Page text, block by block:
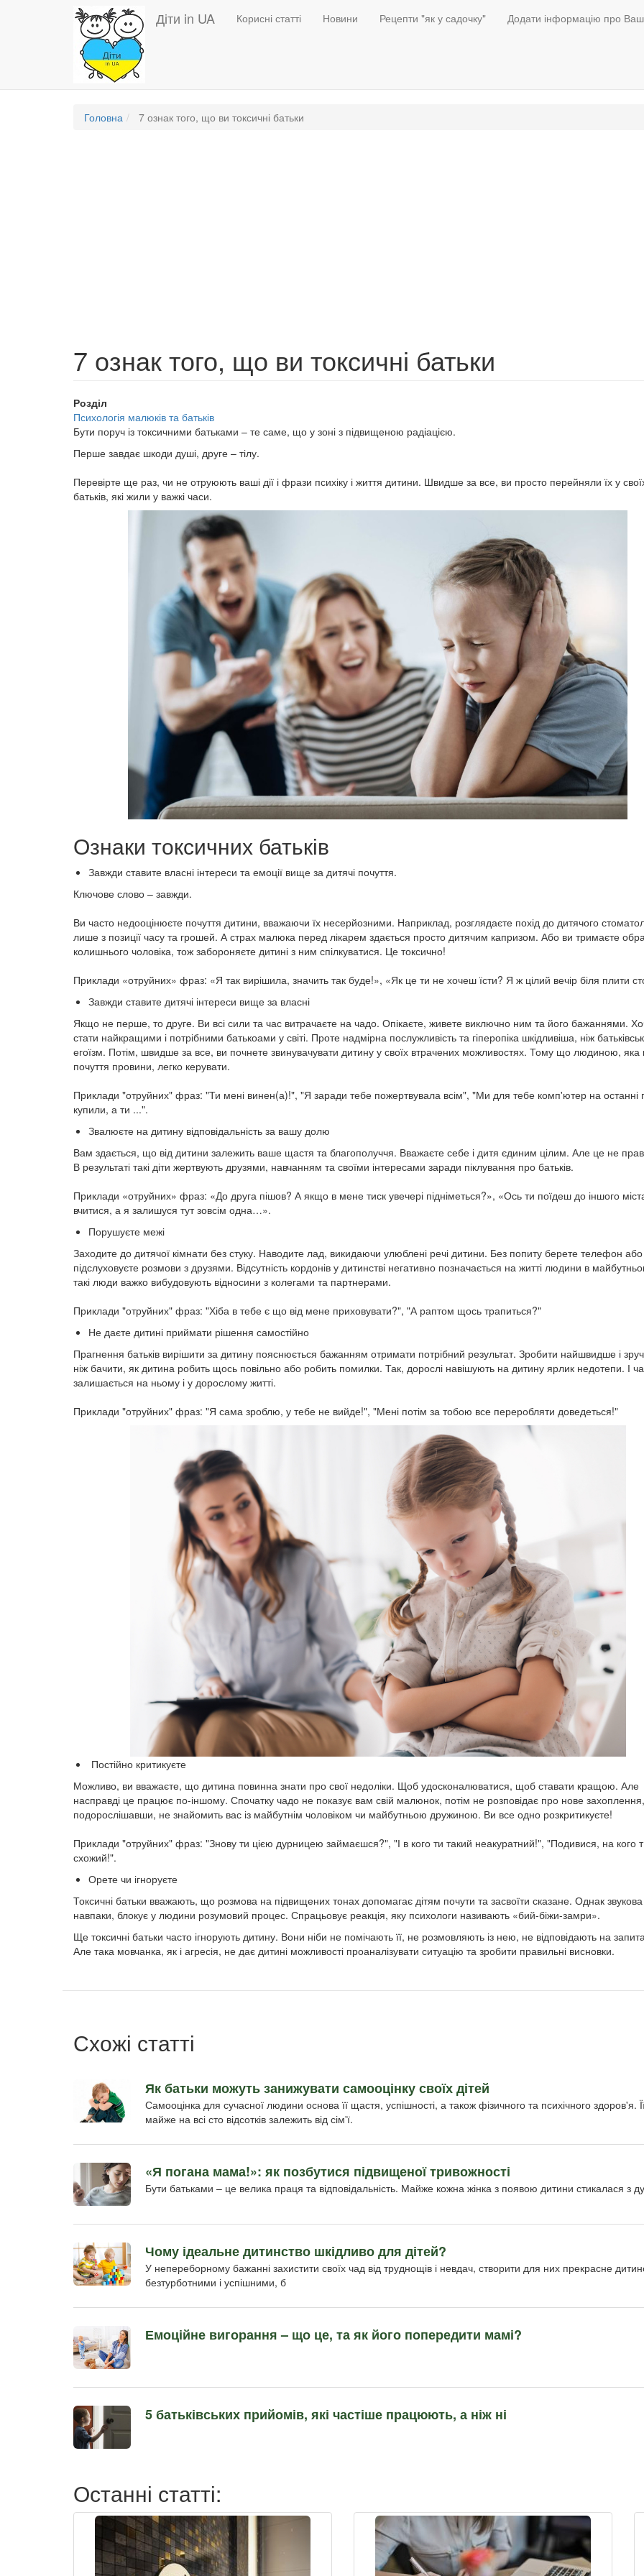
Діти in UA
Основная
навигация
Корисні статті Новини Рецепти "як у садочку" Додати інформацію про
Головна 7 ознак того, що ви токсичні батьки
7 ознак того, що ви токсичні батьки
Розділ
Психологія малюків та батьків
Бути поруч із токсичними батьками – те саме, що у зоні з підвищеною радіацією.
Перше завдає шкоди душі, друге – тілу.
Перевірте ще раз, чи не отруюють ваші дії і фрази психіку і життя дитини. Швидше за все, ви просто перейняли їх у
батьків, які жили у важкі часи.
Ознаки токсичних батьків
Завжди ставите власні інтереси та емоції вище за дитячі почуття.
Ключове слово – завжди.
Ви часто недооцінюєте почуття дитини, вважаючи їх несерйозними. Наприклад, розглядаєте похід до дитячого
лише з позиції часу та грошей. А страх малюка перед лікарем здається просто дитячим капризом. Або ви тримаєте
колишнього чоловіка, тож забороняєте дитині з ним спілкуватися. Це токсично!
Приклади «отруйних» фраз: «Я так вирішила, значить так буде!», «Як це ти не хочеш їсти? Я ж цілий вечір біля плити
Завжди ставите дитячі інтереси вище за власні
Якщо не перше, то друге. Ви всі сили та час витрачаєте на чадо. Опікаєте, живете виключно ним та його бажаннями.
стати найкращими і потрібними батькоами у світі. Проте надмірна послужливість та гіперопіка шкідливіша, ніж
егоїзм. Потім, швидше за все, ви почнете звинувачувати дитину у своїх втрачених можливостях. Тому що людиною, яка
почуття провини, легко керувати.
Приклади "отруйних" фраз: "Ти мені винен(а)!", "Я заради тебе пожертвувала всім", "Ми для тебе комп'ютер на останні
купили, а ти ...".
Звалюєте на дитину відповідальність за вашу долю
Вам здається, що від дитини залежить ваше щастя та благополуччя. Вважаєте себе і дитя єдиним цілим. Але це не
В результаті такі діти жертвують друзями, навчанням та своїми інтересами заради піклування про батьків.
Приклади «отруйних» фраз: «До друга пішов? А якщо в мене тиск увечері підніметься?», «Ось ти поїдеш до іншого
вчитися, а я залишуся тут зовсім одна…».
Порушуєте межі
Заходите до дитячої кімнати без стуку. Наводите лад, викидаючи улюблені речі дитини. Без попиту берете телефон або
підслуховуєте розмови з друзями. Відсутність кордонів у дитинстві негативно позначається на житті людини в
такі люди важко вибудовують відносини з колегами та партнерами.
Приклади "отруйних" фраз: "Хіба в тебе є що від мене приховувати?", "А раптом щось трапиться?"
Не даєте дитині приймати рішення самостійно
Прагнення батьків вирішити за дитину пояснюється бажанням отримати потрібний результат. Зробити найшвидше і
ніж бачити, як дитина робить щось повільно або робить помилки. Так, дорослі навішують на дитину ярлик недотепи. І
залишається на ньому і у дорослому житті.
Приклади "отруйних" фраз: "Я сама зроблю, у тебе не вийде!", "Мені потім за тобою все переробляти доведеться!"
Постійно критикуєте
Можливо, ви вважаєте, що дитина повинна знати про свої недоліки. Щоб удосконалюватися, щоб ставати кращою. Але
насправді це працює по-іншому. Спочатку чадо не показує вам свій малюнок, потім не розповідає про нове
подорослішавши, не знайомить вас із майбутнім чоловіком чи майбутньою дружиною. Ви все одно розкритикуєте!
Приклади "отруйних" фраз: "Знову ти цією дурницею займаєшся?", "І в кого ти такий неакуратний!", "Подивися, на кого
схожий!".
Орете чи ігноруєте
Токсичні батьки вважають, що розмова на підвищених тонах допомагає дітям почути та засвоїти сказане. Однак
навпаки, блокує у людини розумовий процес. Спрацьовує реакція, яку психологи називають «бий-біжи-замри».
Ще токсичні батьки часто ігнорують дитину. Вони ніби не помічають її, не розмовляють із нею, не відповідають на
Але така мовчанка, як і агресія, не дає дитині можливості проаналізувати ситуацію та зробити правильні висновки.
Схожі статті
Як батьки можуть занижувати самооцінку своїх дітей
Самооцінка для сучасної людини основа її щастя, успішності, а також фізичного та психічного здоров'я.
майже на всі сто відсотків залежить від сім'ї.
«Я погана мама!»: як позбутися підвищеної тривожності
Бути батьками – це велика праця та відповідальність. Майже кожна жінка з появою дитини стикалася
Чому ідеальне дитинство шкідливо для дітей?
У непереборному бажанні захистити своїх чад від труднощів і невдач, створити для них прекрасне
безтурботними і успішними, б
Емоційне вигорання – що це, та як його попередити мамі?
5 батьківських прийомів, які частіше працюють, а ніж ні
Останні статті: